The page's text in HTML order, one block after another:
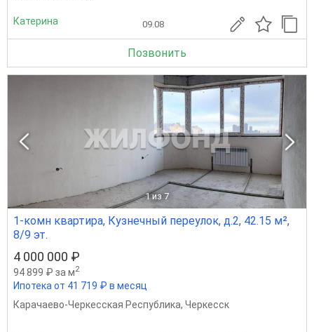
Катерина 09.08
Позвонить
1 из 7
1-комн квартира, Кузнечный переулок, д.2, 42.15 м²,
8/9 эт.
4 000 000 ₽
94 899 ₽ за м2
Ипотека от 41 719 ₽ в месяц
Карачаево-Черкесская Республика, Черкесск